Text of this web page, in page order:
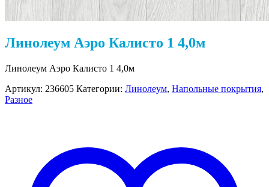
Линолеум Аэро Калисто 1 4,0м
Линолеум Аэро Калисто 1 4,0м
Артикул: 236605 Категории: Линолеум, Напольные покрытия,
Разное